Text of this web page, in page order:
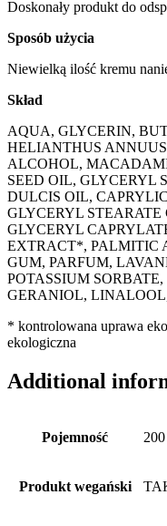
Doskonały produkt do
Sposób użycia
Niewielką ilość kremu
Skład
AQUA, GLYCERIN,
HELIANTHUS
ALCOHOL,
SEED OIL, GLYCERYL
DULCIS OIL,
GLYCERYL
GLYCERYL
EXTRACT*, PALMITIC
GUM, PARFUM,
POTASSIUM
GERANIOL,
* kontrolowana uprawa
ekologiczna
Additional
Pojemność
Produkt wegański